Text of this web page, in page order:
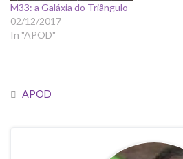
M33: a Galáxia do Triângulo
02/12/2017
In "APOD"
APOD